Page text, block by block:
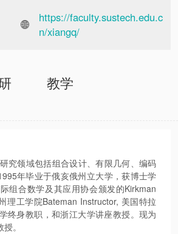
https://faculty.sustech.edu.c
n/xiangq/
教学
究领域包括组合设计、有限几何、编码
年毕业于俄亥俄州立大学，获博士学
组合数学及其应用协会颁发的Kirkman
理工学院Bateman Instructor, 美国特拉
终身教职，和浙江大学讲座教授。现为
。